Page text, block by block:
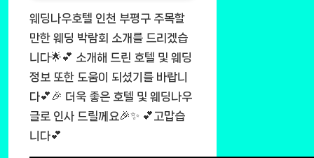
웨딩나우호텔 인천 부평구 주목할
만한 웨딩 박람회 소개를 드리겠습
니다🌟💕 소개해 드린 호텔 및 웨딩
정보 또한 도움이 되셨기를 바랍니
다💕🎉 더욱 좋은 호텔 및 웨딩나우
글로 인사 드릴께요🎉✨ 💕고맙습
니다💕